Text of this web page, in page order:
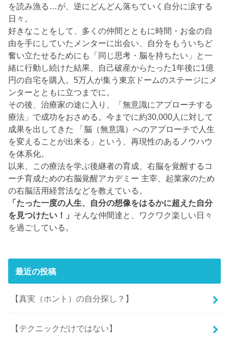
を読み漁る…が、逆にどんどん落ちていく自分に涙する
日々。
好きなことをして、多くの仲間とともに時間・お金の自
由を手にしていたメンターに出会い、自分をもういちど
奮い立たせるためにも「同じ思考・脳を持ちたい」と一
緒に行動し続けた結果、自己破産からたった1年後に1億
円の自宅を購入。5万人が集う東京ドームのステージにメ
ンターとともに立つまでに。
その後、治療家の途に入り、「無意識にアプローチする
療法」で成功をおさめる。今までに約30,000人に対して
成果を出してきた 「脳（無意識）へのアプローチで人生
を変えることが出来る」という、再現性のあるノウハウ
を体系化。
以来、この療法を学ぶ後継者の育成、右脳を覚醒するコ
ーチ育成ための右脳覚醒アカデミー 主宰、起業家のため
の右脳活用経営法などを教えている。
「たった一度の人生、自分の想像をはるかに超えた自分
を見つけたい！」 そんな仲間達と、ワクワク楽しい日々
を過ごしている。
最近の投稿
【真実（ホント）の自分探し？】
【テクニックだけではない】